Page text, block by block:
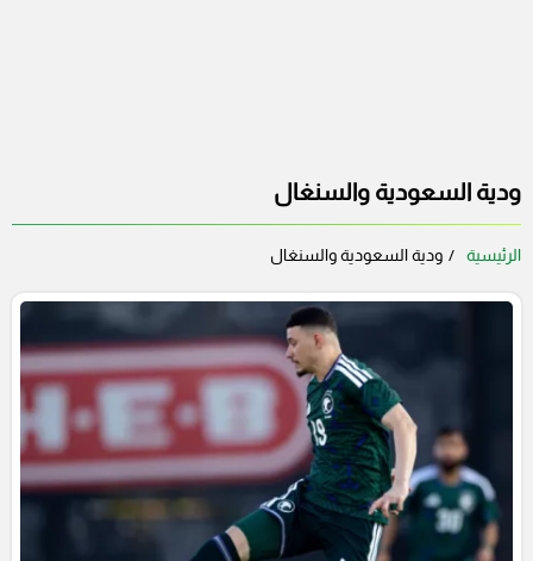
ودية السعودية والسنغال
الرئيسية ودية السعودية والسنغال